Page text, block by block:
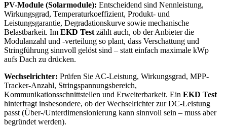
PV-Module (Solarmodule): Entscheidend sind Nennleistung,
Wirkungsgrad, Temperaturkoeffizient, Produkt- und
Leistungsgarantie, Degradationskurve sowie mechanische
Belastbarkeit. Im EKD Test zählt auch, ob der Anbieter die
Modulanzahl und -verteilung so plant, dass Verschattung und
Stringführung sinnvoll gelöst sind – statt einfach maximale kWp
aufs Dach zu drücken.
Wechselrichter: Prüfen Sie AC-Leistung, Wirkungsgrad, MPP-
Tracker-Anzahl, Stringspannungsbereich,
Kommunikationsschnittstellen und Erweiterbarkeit. Ein EKD Test
hinterfragt insbesondere, ob der Wechselrichter zur DC-Leistung
passt (Über-/Unterdimensionierung kann sinnvoll sein – muss aber
begründet werden).